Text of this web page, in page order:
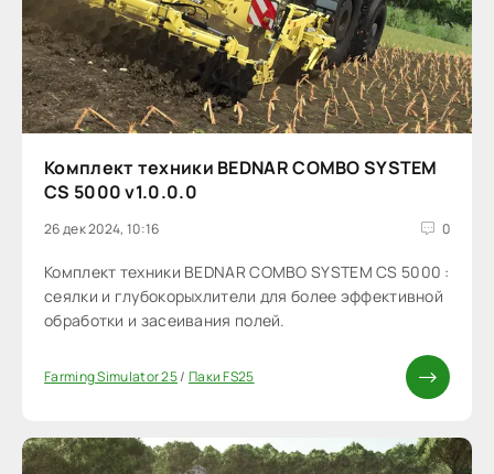
Комплект техники BEDNAR COMBO SYSTEM
CS 5000 v1.0.0.0
26 дек 2024, 10:16 0
Комплект техники BEDNAR COMBO SYSTEM CS 5000 :
сеялки и глубокорыхлители для более эффективной
обработки и засеивания полей.
Farming Simulator 25/ Паки FS25